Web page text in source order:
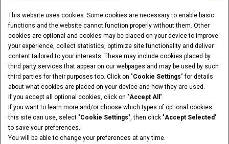
BAYİ GİRİŞİ
Yasal Uyarilar Hüküm Ve Koşullar
Gizlilik Politikasi
© 2026 CNH Industrial America LLC. Her hakkı mahfuzdur, CASE ve CNH
Capital, CNH America LLC'nin tescilli ticari markalarıdır.
This website uses cookies. Some cookies are necessary to enable basic
functions and the website cannot function properly without them. Other
cookies are optional and cookies may be placed on your device to improve
your experience, collect statistics, optimize site functionality and deliver
content tailored to your interests. These may include cookies placed by
third party services that appear on our webpages and may be used by such
third parties for their purposes too. Click on "Cookie Settings" for details
about what cookies are placed on your device and how they are used.
If you accept all optional cookies, click on "Accept All ".
If you want to learn more and/or choose which types of optional cookies
this site can use, select "Cookie Settings", then click "Accept Selected"
to save your preferences.
You will be able to change your preferences at any time.